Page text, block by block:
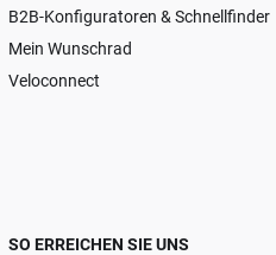
B2B-Konfiguratoren & Schnellfinder
Mein Wunschrad
Veloconnect
SO ERREICHEN SIE UNS